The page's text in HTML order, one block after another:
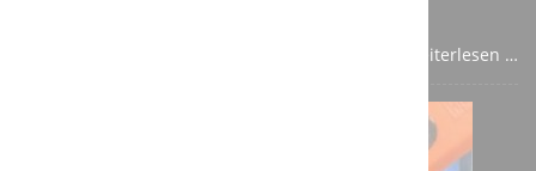
Weiterlesen …